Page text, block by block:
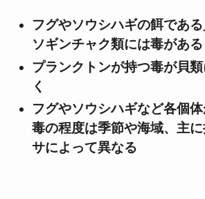
フグやソウシハギの餌である
ソギンチャク類には毒があ
プランクトンが持つ毒が貝
く
フグやソウシハギなど各個
毒の程度は季節や海域、主
サによって異なる